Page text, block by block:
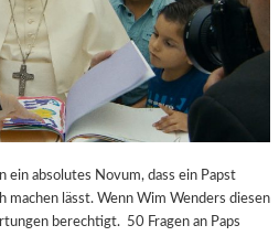
absolutes Novum, dass ein Papst
machen lässt. Wenn Wim Wenders diesen
berechtigt. 50 Fragen an Paps